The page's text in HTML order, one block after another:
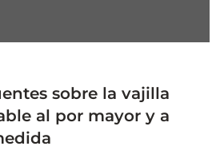
sobre la vajilla
al por mayor y a